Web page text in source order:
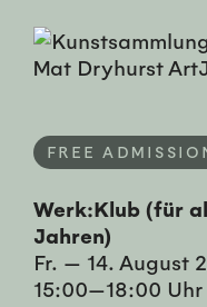
FREE
Werk:Klub (für
Jahren)
Fr. — 14. August
15:00—18:00 Uhr